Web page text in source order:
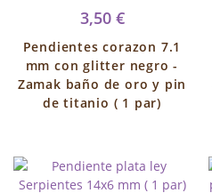
3,50 €
Pendientes corazon 7.1
mm con glitter negro -
Zamak baño de oro y pin
de titanio ( 1 par)